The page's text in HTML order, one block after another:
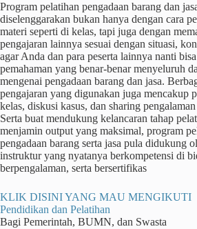
Program pelatihan pengadaan barang dan
diselenggarakan bukan hanya dengan cara
materi seperti di kelas, tapi juga dengan
pengajaran lainnya sesuai dengan situasi,
agar Anda dan para peserta lainnya nanti
pemahaman yang benar-benar menyeluruh
mengenai pengadaan barang dan jasa.
pengajaran yang digunakan juga mencakup
kelas, diskusi kasus, dan sharing
Serta buat mendukung kelancaran tahap
menjamin output yang maksimal, program
pengadaan barang serta jasa pula didukung
instruktur yang nyatanya berkompetensi di
berpengalaman, serta bersertifikas
KLIK DISINI YANG MAU MENGIKUTI
Pendidikan dan Pelatihan
Bagi Pemerintah, BUMN, dan Swasta